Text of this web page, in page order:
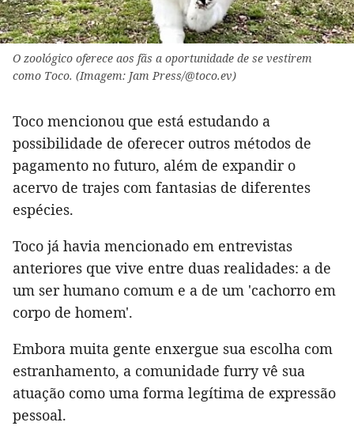
O zoológico oferece aos fãs a oportunidade de se vestirem
como Toco. (Imagem: Jam Press/@toco.ev)
Toco mencionou que está estudando a
possibilidade de oferecer outros métodos de
pagamento no futuro, além de expandir o
acervo de trajes com fantasias de diferentes
espécies.
Toco já havia mencionado em entrevistas
anteriores que vive entre duas realidades: a de
um ser humano comum e a de um 'cachorro em
corpo de homem'.
Embora muita gente enxergue sua escolha com
estranhamento, a comunidade furry vê sua
atuação como uma forma legítima de expressão
pessoal.